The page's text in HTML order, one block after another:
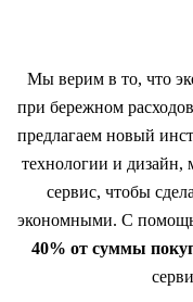
Мы верим в то, что
при бережном
предлагаем новый
технологии и дизайн,
сервис, чтобы
экономными. С
40% от суммы